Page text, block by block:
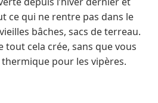
ce qui ne rentre pas dans le
bâches, sacs de terreau.
tout cela crée, sans que vous
pour les vipères.